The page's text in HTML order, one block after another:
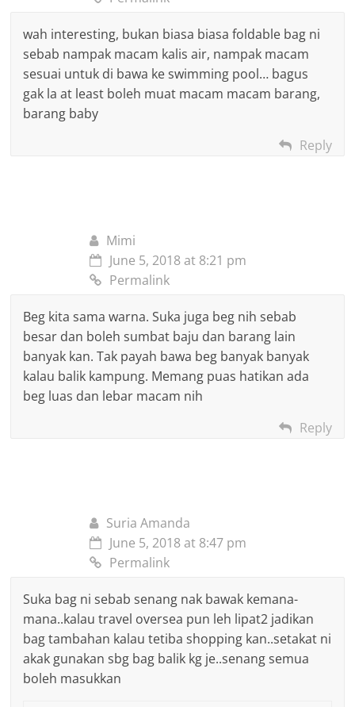
wah interesting, bukan biasa biasa foldable bag ni
sebab nampak macam kalis air, nampak macam
sesuai untuk di bawa ke swimming pool… bagus
gak la at least boleh muat macam macam barang,
barang baby
Reply
Mimi
June 5, 2018 at 8:21 pm
Permalink
Beg kita sama warna. Suka juga beg nih sebab
besar dan boleh sumbat baju dan barang lain
banyak kan. Tak payah bawa beg banyak banyak
kalau balik kampung. Memang puas hatikan ada
beg luas dan lebar macam nih
Reply
Suria Amanda
June 5, 2018 at 8:47 pm
Permalink
Suka bag ni sebab senang nak bawak kemana-
mana..kalau travel oversea pun leh lipat2 jadikan
bag tambahan kalau tetiba shopping kan..setakat ni
akak gunakan sbg bag balik kg je..senang semua
boleh masukkan